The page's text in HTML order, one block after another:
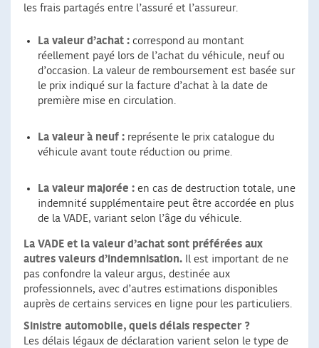
les frais partagés entre l’assuré et l’assureur.
La valeur d’achat : correspond au montant
réellement payé lors de l’achat du véhicule, neuf ou
d’occasion. La valeur de remboursement est basée sur
le prix indiqué sur la facture d’achat à la date de
première mise en circulation.
La valeur à neuf : représente le prix catalogue du
véhicule avant toute réduction ou prime.
La valeur majorée : en cas de destruction totale, une
indemnité supplémentaire peut être accordée en plus
de la VADE, variant selon l’âge du véhicule.
La VADE et la valeur d’achat sont préférées aux
autres valeurs d’indemnisation. Il est important de ne
pas confondre la valeur argus, destinée aux
professionnels, avec d’autres estimations disponibles
auprès de certains services en ligne pour les particuliers.
Sinistre automobile, quels délais respecter ?
Les délais légaux de déclaration varient selon le type de